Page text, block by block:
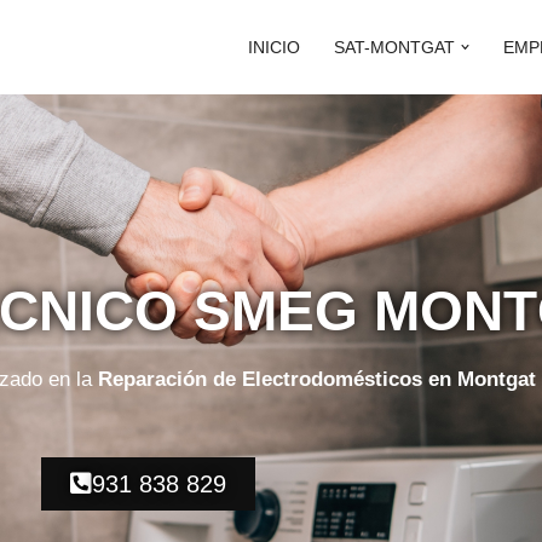
INICIO SAT-MONTGAT
SMEG
en la Reparación de Electrodomésticos en Montgat
931 838 829